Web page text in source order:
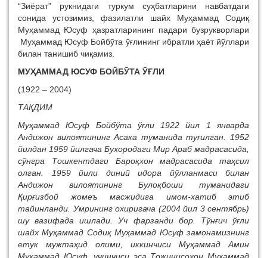
“Зиёрат” рукнидаги туркум суҳбатларини навбатдаги
сонида устозимиз, фазилатли шайх Муҳаммад Содиқ
Муҳаммад Юсуф ҳазратларининг падари бузрукворлари
Муҳаммад Юсуф Бойбўта ўғлининг ибратли ҳаёт йўллари
билан танишиб чиқамиз.
МУҲАММАД ЮСУФ БОЙБЎТА ЎҒЛИ
(1922 – 2004)
ТАҚДИМ
Муҳаммад Юсуф Бойбўта ўғли 1922 йил 1 январда
Андижон вилоятининг Асака туманида туғилган. 1952
йилдан 1959 йилгача Бухородаги Мир Араб мадрасасида,
сўнгра Тошкентдаги Бароқхон мадрасасида таҳсил
олган. 1959 йили диний идора йўлланмаси билан
Андижон вилоятининг Булоқбоши туманидаги
Қирғизбой жомеъ масжидига имом-хатиб этиб
тайинланди. Умрининг охиригача (2004 йил 3 сентябрь)
шу вазифада ишлади. Уч фарзанди бор. Тўнғич ўғли
шайх Муҳаммад Содиқ Муҳаммад Юсуф замонамизнинг
етук мужтаҳид олими, иккинчиси Муҳаммад Амин
Муҳаммад Юсуф, учинчиси эса Тожинисохон Муҳаммад